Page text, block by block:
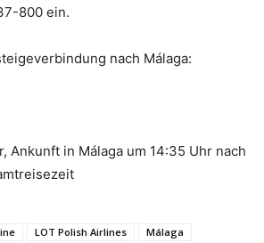
800 ein.
nach Málaga:
Ankunft in Málaga um 14:35 Uhr nach
LOT Polish Airlines Málaga